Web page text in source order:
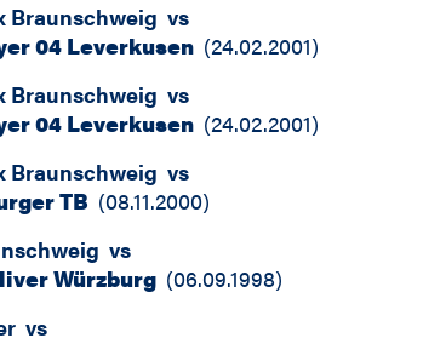
Braunschweig vs
04 Leverkusen (24.02.2001)
Braunschweig vs
04 Leverkusen (24.02.2001)
Braunschweig vs
TB (08.11.2000)
vs
Würzburg (06.09.1998)
vs